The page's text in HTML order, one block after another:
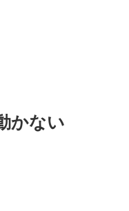
かない